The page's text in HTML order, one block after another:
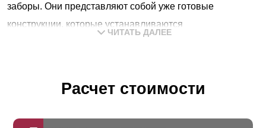
заборы. Они представляют собой уже готовые
конструкции, которые устанавливаются
Забор такого типа состоит из секций, опор и крепления.
ЧИТАТЬ ДАЛЕЕ
Расчет стоимости